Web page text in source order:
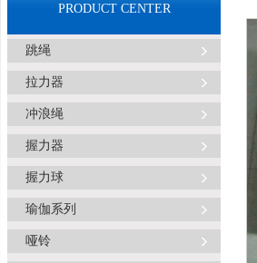
PRODUCT CENTER
跳绳
拉力器
冲浪绳
握力器
握力球
瑜伽系列
哑铃